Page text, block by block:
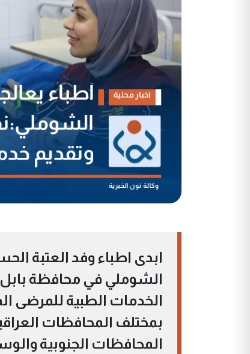
ابدى اطباء وفد العتبة
الشوملي في محافظة
الخدمات الطبية للمرضى
بمختلف المحافظات
المحافظات الجنوبية